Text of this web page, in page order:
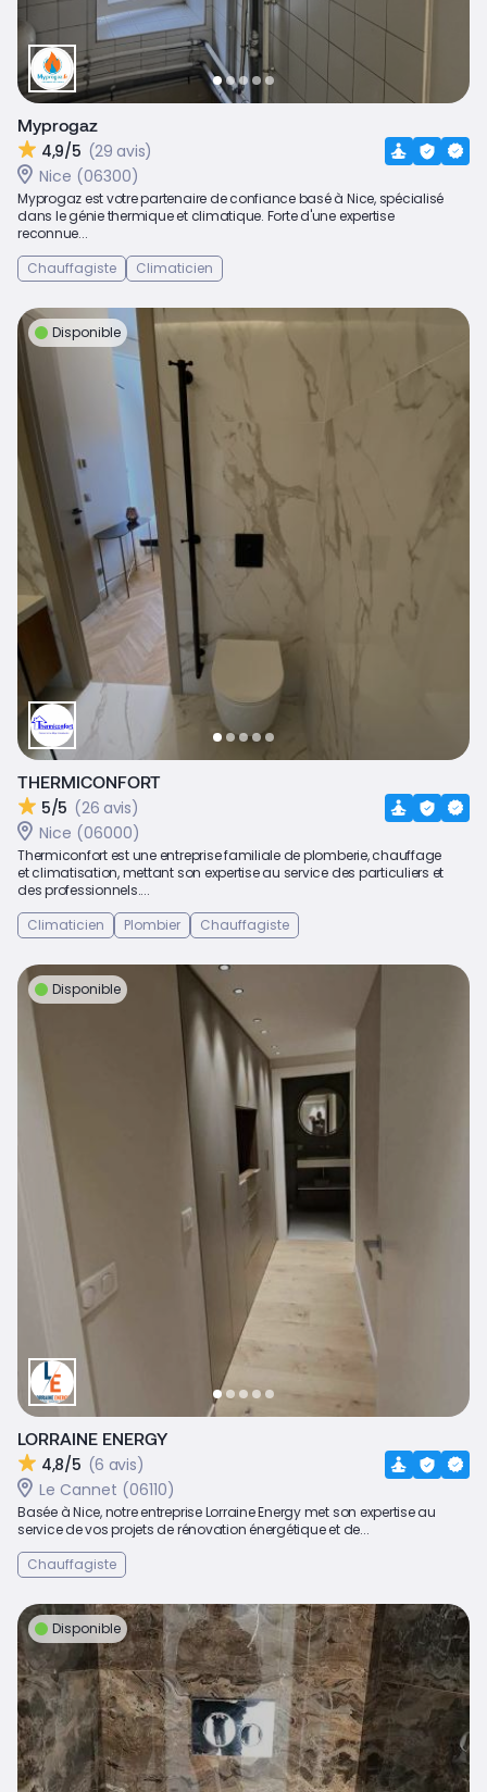
Myprogaz
4,9/5 (29 avis)
Nice (06300)
Myprogaz est votre partenaire de confiance basé à Nice, spécialisé
dans le génie thermique et climatique. Forte d'une expertise
reconnue...
Chauffagiste
Climaticien
Disponible
THERMICONFORT
5/5 (26 avis)
Nice (06000)
Thermiconfort est une entreprise familiale de plomberie, chauffage
et climatisation, mettant son expertise au service des particuliers et
des professionnels....
Climaticien
Plombier Chauffagiste
Disponible
LORRAINE ENERGY
4,8/5 (6 avis)
Le Cannet (06110)
Basée à Nice, notre entreprise Lorraine Energy met son expertise au
service de vos projets de rénovation énergétique et de...
Chauffagiste
Disponible